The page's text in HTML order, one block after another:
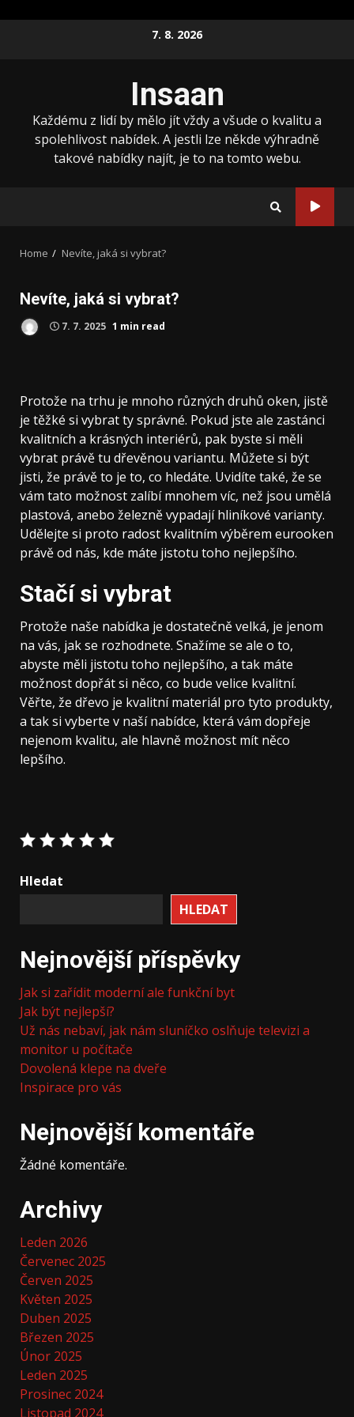
7. 8. 2026
Insaan
Každému z lidí by mělo jít vždy a všude o kvalitu a
spolehlivost nabídek. A jestli lze někde výhradně
takové nabídky najít, je to na tomto webu.
Home Nevíte, jaká si vybrat?
Nevíte, jaká si vybrat?
7. 7. 2025 1 min read
Protože na trhu je mnoho různých druhů oken, jistě
je těžké si vybrat ty správné. Pokud jste ale zastánci
kvalitních a krásných interiérů, pak byste si měli
vybrat právě tu dřevěnou variantu. Můžete si být
jisti, že právě to je to, co hledáte. Uvidíte také, že se
vám tato možnost zalíbí mnohem víc, než jsou umělá
plastová, anebo železně vypadají hliníkové varianty.
Udělejte si proto radost kvalitním výběrem eurooken
právě od nás, kde máte jistotu toho nejlepšího.
Stačí si vybrat
Protože naše nabídka je dostatečně velká, je jenom
na vás, jak se rozhodnete. Snažíme se ale o to,
abyste měli jistotu toho nejlepšího, a tak máte
možnost dopřát si něco, co bude velice kvalitní.
Věřte, že dřevo je kvalitní materiál pro tyto produkty,
a tak si vyberte v naší nabídce, která vám dopřeje
nejenom kvalitu, ale hlavně možnost mít něco
lepšího.
Hledat
HLEDAT
Nejnovější příspěvky
Jak si zařídit moderní ale funkční byt
Jak být nejlepší?
Už nás nebaví, jak nám sluníčko oslňuje televizi a
monitor u počítače
Dovolená klepe na dveře
Inspirace pro vás
Nejnovější komentáře
Žádné komentáře.
Archivy
Leden 2026
Červenec 2025
Červen 2025
Květen 2025
Duben 2025
Březen 2025
Únor 2025
Leden 2025
Prosinec 2024
Listopad 2024